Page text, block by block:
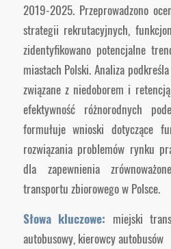
2019-2025. Przeprowadzono
strategii rekrutacyjnych,
zidentyfikowano potencjalne
miastach Polski. Analiza
związane z niedoborem i
efektywność różnorodnych
formułuje wnioski dotyczące
rozwiązania problemów rynku
dla zapewnienia
transportu zbiorowego w Polsce.
Słowa kluczowe: miejski
autobusowy, kierowcy autobusów